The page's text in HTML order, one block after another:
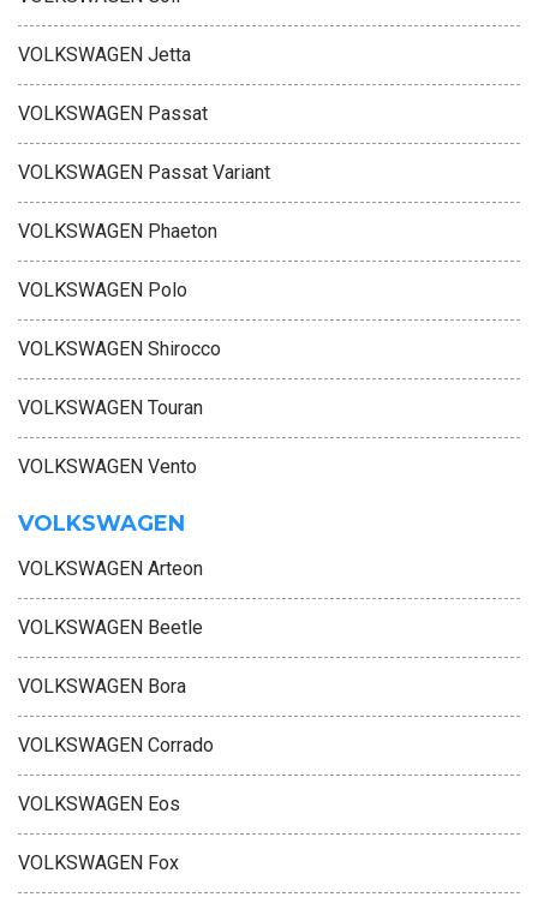
VOLKSWAGEN Jetta
VOLKSWAGEN Passat
VOLKSWAGEN Passat Variant
VOLKSWAGEN Phaeton
VOLKSWAGEN Polo
VOLKSWAGEN Shirocco
VOLKSWAGEN Touran
VOLKSWAGEN Vento
VOLKSWAGEN
VOLKSWAGEN Arteon
VOLKSWAGEN Beetle
VOLKSWAGEN Bora
VOLKSWAGEN Corrado
VOLKSWAGEN Eos
VOLKSWAGEN Fox